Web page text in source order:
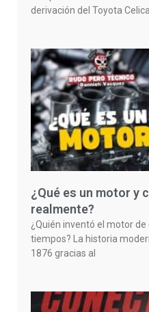
derivación del Toyota
¿Qué es un motor y
realmente?
¿Quién inventó el motor
tiempos? La historia
1876 gracias al